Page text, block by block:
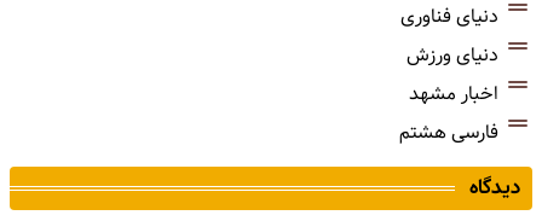
دنیای فناوری
دنیای ورزش
اخبار مشهد
فارسی هشتم
دیدگاه